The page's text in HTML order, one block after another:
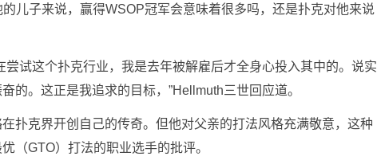
儿子来说，赢得WSOP冠军会意味着很多吗，还是扑克对他来说
尝试这个扑克行业，我是去年被解雇后才全身心投入其中的。说实
的。这正是我追求的目标，”Hellmuth三世回应道。
扑克界开创自己的传奇。但他对父亲的打法风格充满敬意，这种
（GTO）打法的职业选手的批评。